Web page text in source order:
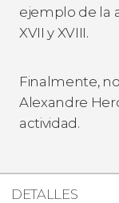
ejemplo de la
XVII y XVIII.
Finalmente,
Alexandre
actividad.
DETALLES